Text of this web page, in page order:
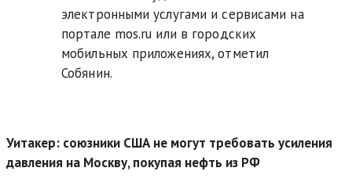
электронными услугами и сервисами на
портале mos.ru или в городских
мобильных приложениях, отметил
Собянин.
Уитакер: союзники США не могут требовать усиления
давления на Москву, покупая нефть из РФ